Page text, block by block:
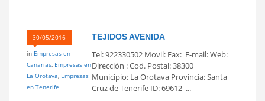
30/05/2016
in Empresas en
Canarias, Empresas en
La Orotava, Empresas
en Tenerife
TEJIDOS AVENIDA
Tel: 922330502 Movil: Fax: E-mail: Web:
Dirección : Cod. Postal: 38300
Municipio: La Orotava Provincia: Santa
Cruz de Tenerife ID: 69612 ...